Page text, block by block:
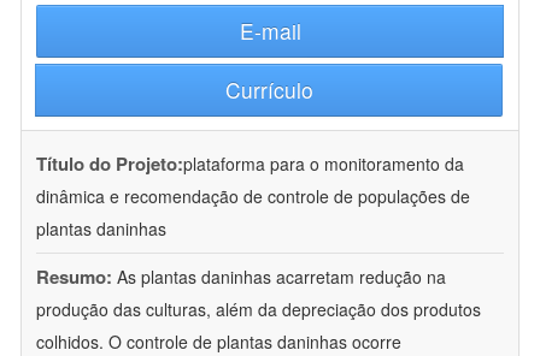
E-mail
Currículo
Título do Projeto:plataforma para o monitoramento da
dinâmica e recomendação de controle de populações de
plantas daninhas
Resumo: As plantas daninhas acarretam redução na
produção das culturas, além da depreciação dos produtos
colhidos. O controle de plantas daninhas ocorre